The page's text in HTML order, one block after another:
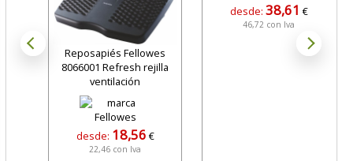
Reposapiés Fellowes
8066001 Refresh rejilla
ventilación
desde: 18,56 €
22,46 con Iva
desde: 38,61 €
46,72 con Iva